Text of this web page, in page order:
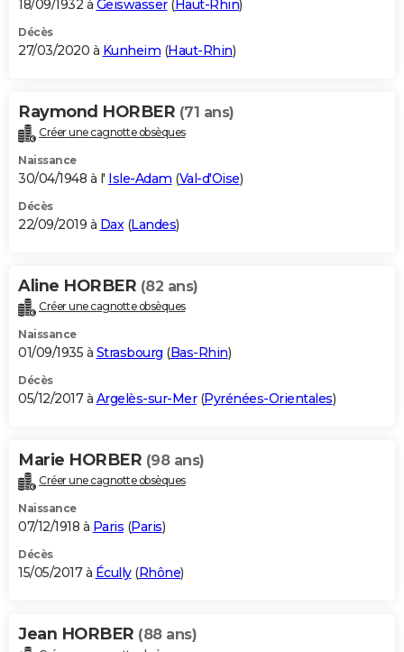
18/09/1932 à Geiswasser( Haut-Rhin)
Décès
27/03/2020 à Kunheim (Haut-Rhin)
Raymond HORBER (71 ans)
Créer une cagnotte obsèques
Naissance
30/04/1948 à l' Isle-Adam (Val-d'Oise)
Décès
22/09/2019 à Dax(Landes)
Aline HORBER (82 ans)
Créer une cagnotte obsèques
Naissance
01/09/1935 à Strasbourg (Bas-Rhin)
Décès
05/12/2017 à Argelès-sur-Mer(Pyrénées-Orientales)
Marie HORBER (98 ans)
Créer une cagnotte obsèques
Naissance
07/12/1918 à Paris (Paris)
Décès
15/05/2017 à Écully(Rhône)
Jean HORBER (88 ans)